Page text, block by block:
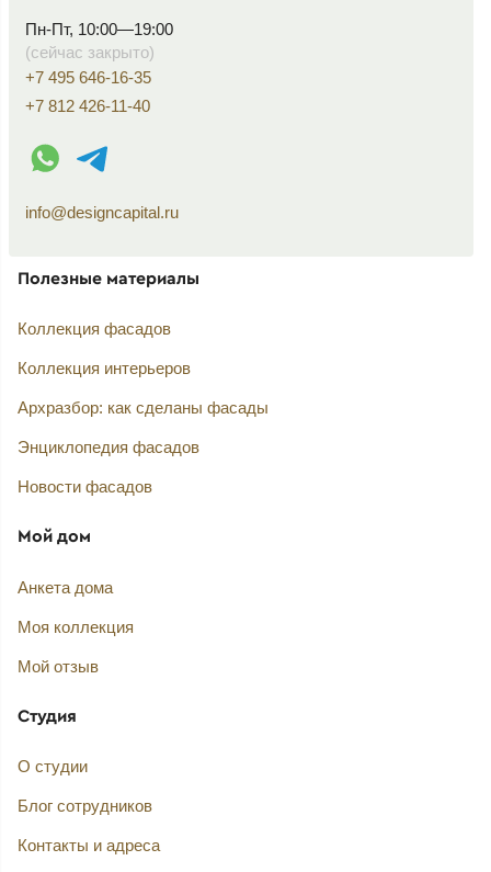
Пн-Пт, 10:00—19:00
(сейчас закрыто)
+7 495 646-16-35
+7 812 426-11-40
WhatsApp контакт
Telegram контакт
info@designcapital.ru
Полезные материалы
Коллекция фасадов
Коллекция интерьеров
Архразбор: как сделаны фасады
Энциклопедия фасадов
Новости фасадов
Мой дом
Анкета дома
Моя коллекция
Мой отзыв
Студия
О студии
Блог сотрудников
Контакты и адреса